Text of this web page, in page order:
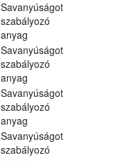
Savanyúságot
szabályozó
anyag
Savanyúságot
szabályozó
anyag
Savanyúságot
szabályozó
anyag
Savanyúságot
szabályozó